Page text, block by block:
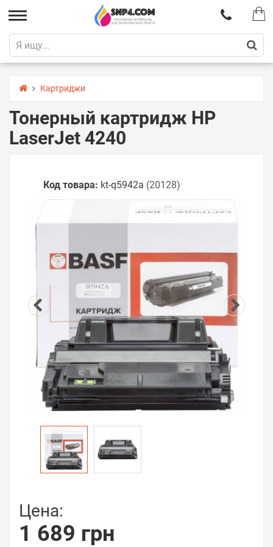
Картриджи
Тонерный картридж HP
LaserJet 4240
Код товара: kt-q5942a (20128)
Цена:
1 689 грн